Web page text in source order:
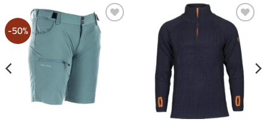
-50% Legg i
Ønskeliste
Legg i
Ønskeliste